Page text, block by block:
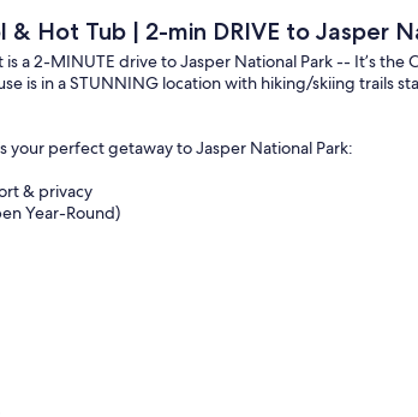
Hot Tub | 2-min DRIVE to Jasper
a 2-MINUTE drive to Jasper National Park -- It’s the
is in a STUNNING location with hiking/skiing trails
your perfect getaway to Jasper National Park:
& privacy
Year-Round)
dream family vacation home with tons of SPACE and
comfortably sleep 8 – 10:
Smart TV